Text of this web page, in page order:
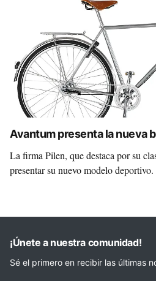
Avantum presenta la nueva
La firma Pilen, que destaca por su
presentar su nuevo modelo deportivo.
¡Únete a nuestra comunidad!
Sé el primero en recibir las últimas